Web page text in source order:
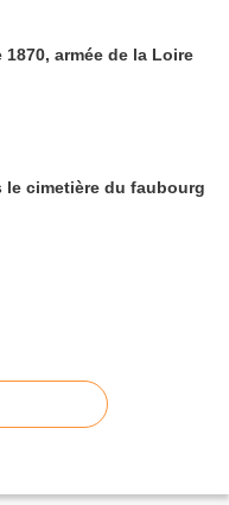
armée de la Loire
cimetière du faubourg